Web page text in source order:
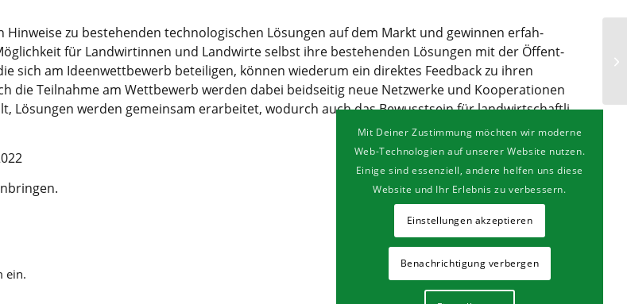
zu bestehen­den tech­no­lo­gi­schen Lösun­gen auf dem Markt und gewin­nen erfah­
für Land­wir­tin­nen und Land­wir­te selbst ihre bestehen­den Lösun­gen mit der Öffent­
sich am Ideen­wett­be­werb betei­li­gen, kön­nen wie­der­um ein direk­tes Feed­back zu ihren
die Teil­nah­me am Wett­be­werb wer­den dabei beid­sei­tig neue Netz­wer­ke und Koope­ra­tio­nen
Lösun­gen wer­den gemein­sam erar­bei­tet, wodurch auch das Bewusst­sein für land­wirt­schaft­li­
ein.
Mit Deiner Zustimmung möchten wir moderne
Web-Technologien auf unserer Website nutzen.
Einige sind essenziell, andere helfen uns diese
Website und Ihr Erlebnis zu verbessern.
Einstellungen akzeptieren
Benachrichtigung verbergen